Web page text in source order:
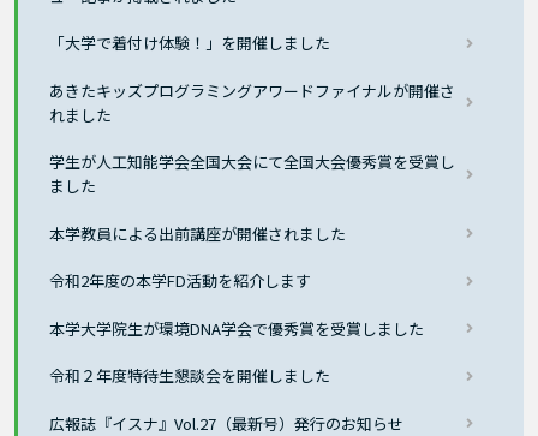
「大学で着付け体験！」を開催しました
あきたキッズプログラミングアワードファイナルが開催さ
れました
学生が人工知能学会全国大会にて全国大会優秀賞を受賞し
ました
本学教員による出前講座が開催されました
令和2年度の本学FD活動を紹介します
本学大学院生が環境DNA学会で優秀賞を受賞しました
令和２年度特待生懇談会を開催しました
広報誌『イスナ』Vol.27（最新号）発行のお知らせ